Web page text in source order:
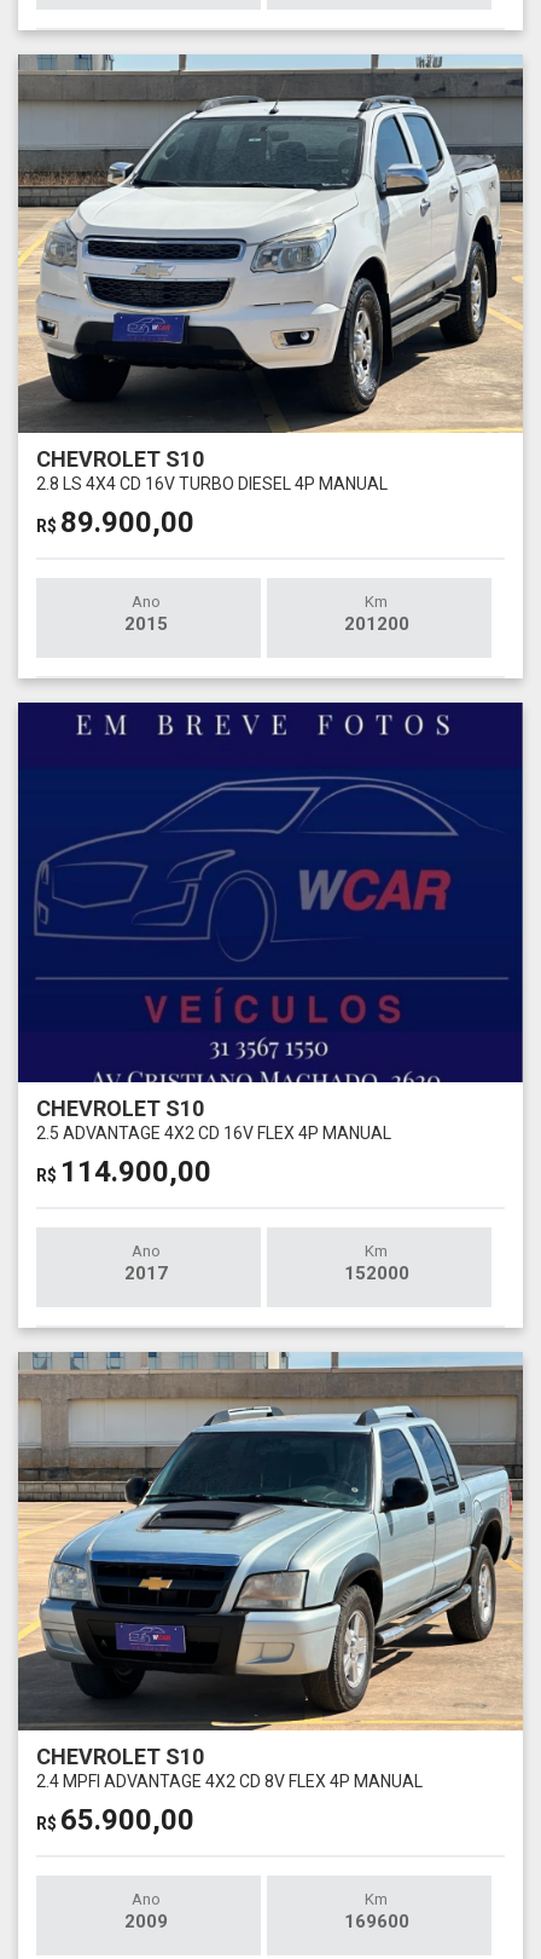
CHEVROLET S10
2.8 LS 4X4 CD 16V TURBO DIESEL 4P MANUAL
R$ 89.900,00
Ano
2015
Km
201200
CHEVROLET S10
2.5 ADVANTAGE 4X2 CD 16V FLEX 4P MANUAL
R$ 114.900,00
Ano
2017
Km
152000
CHEVROLET S10
2.4 MPFI ADVANTAGE 4X2 CD 8V FLEX 4P MANUAL
R$ 65.900,00
Ano
2009
Km
169600